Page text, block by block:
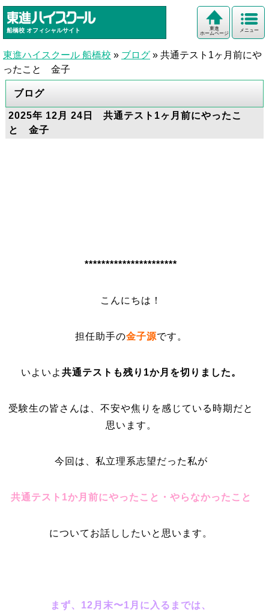
船橋校 オフィシャルサイト メニュー
東進
ホームページ
東進ハイスクール 船橋校 » ブログ » 共通テスト1ヶ月前にや
ったこと 金子
ブログ
2025年 12月 24日 共通テスト1ヶ月前にやったこ
と 金子
**********************
こんにちは！
担任助手の金子源です。
いよいよ 共通テストも残り1か月を切りました。
受験生の皆さんは、不安や焦りを感じている時期だと
思います。
今回は、私立理系志望だった私が
共通テスト1か月前にやったこと・やらなかったこと
についてお話ししたいと思います。
まず、12月末〜1月に入るまでは、